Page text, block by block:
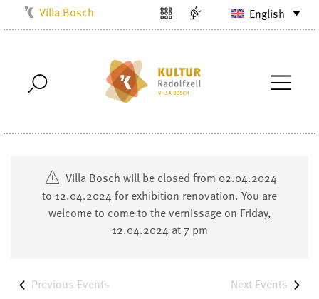
Musikschule
Stadtmuseum
Villa Bosch
Radolfzell1200
English
Villa Bosch will be closed from 02.04.2024
to 12.04.2024 for exhibition renovation. You are
welcome to come to the vernissage on Friday,
12.04.2024 at 7 pm
Previous Events Next Events